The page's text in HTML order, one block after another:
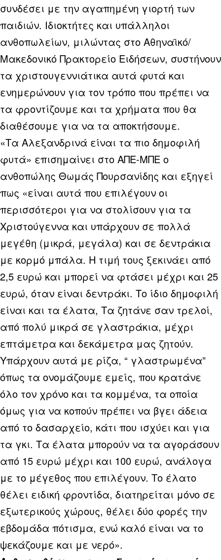
συνδέσει με την αγαπημένη γιορτή των
παιδιών. Ιδιοκτήτες και υπάλληλοι
ανθοπωλείων, μιλώντας στο Αθηναϊκό/
Μακεδονικό Πρακτορείο Ειδήσεων, συστήνουν
τα χριστουγεννιάτικα αυτά φυτά και
ενημερώνουν για τον τρόπο που πρέπει να
τα φροντίζουμε και τα χρήματα που θα
διαθέσουμε για να τα αποκτήσουμε.
«Τα Αλεξανδρινά είναι τα πιο δημοφιλή
φυτά» επισημαίνει στο ΑΠΕ-ΜΠΕ ο
ανθοπώλης Θωμάς Πουρσανίδης και εξηγεί
πως «είναι αυτά που επιλέγουν οι
περισσότεροι για να στολίσουν για τα
Χριστούγεννα και υπάρχουν σε πολλά
μεγέθη (μικρά, μεγάλα) και σε δεντράκια
με κορμό μπάλα. Η τιμή τους ξεκινάει από
2,5 ευρώ και μπορεί να φτάσει μέχρι και 25
ευρώ, όταν είναι δεντράκι. Το ίδιο δημοφιλή
είναι και τα έλατα, Τα ζητάνε σαν τρελοί,
από πολύ μικρά σε γλαστράκια, μέχρι
επτάμετρα και δεκάμετρα μας ζητούν.
Υπάρχουν αυτά με ρίζα, “ γλαστρωμένα”
όπως τα ονομάζουμε εμείς, που κρατάνε
όλο τον χρόνο και τα κομμένα, τα οποία
όμως για να κοπούν πρέπει να βγει άδεια
από το δασαρχείο, κάτι που ισχύει και για
τα γκι. Τα έλατα μπορούν να τα αγοράσουν
από 15 ευρώ μέχρι και 100 ευρώ, ανάλογα
με το μέγεθος που επιλέγουν. Το έλατο
θέλει ειδική φροντίδα, διατηρείται μόνο σε
εξωτερικούς χώρους, θέλει δύο φορές την
εβδομάδα πότισμα, ενώ καλό είναι να το
ψεκάζουμε και με νερό».